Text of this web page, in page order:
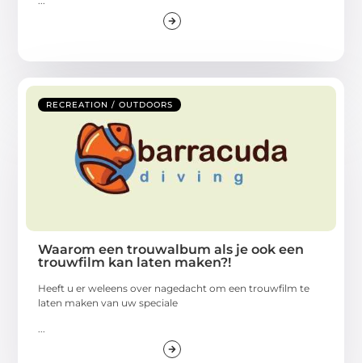
RECREATION / OUTDOORS
Waarom een trouwalbum als je ook een
trouwfilm kan laten maken?!
Heeft u er weleens over nagedacht om een trouwfilm te
laten maken van uw speciale
...